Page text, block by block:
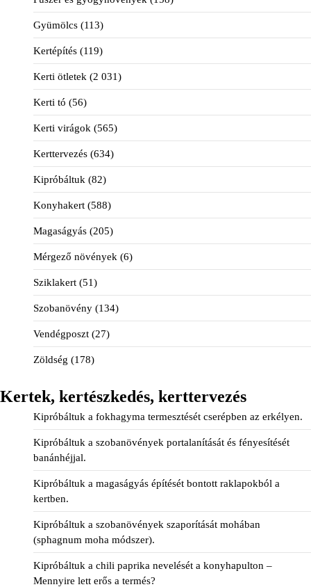
Gyümölcs (113)
Kertépítés (119)
Kerti ötletek (2 031)
Kerti tó (56)
Kerti virágok (565)
Kerttervezés (634)
Kipróbáltuk (82)
Konyhakert (588)
Magaságyás (205)
Mérgező növények (6)
Sziklakert (51)
Szobanövény (134)
Vendégposzt (27)
Zöldség (178)
Kertek, kertészkedés, kerttervezés
Kipróbáltuk a fokhagyma termesztését cserépben az erkélyen.
Kipróbáltuk a szobanövények portalanítását és fényesítését
banánhéjjal.
Kipróbáltuk a magaságyás építését bontott raklapokból a
kertben.
Kipróbáltuk a szobanövények szaporítását mohában
(sphagnum moha módszer).
Kipróbáltuk a chili paprika nevelését a konyhapulton –
Mennyire lett erős a termés?